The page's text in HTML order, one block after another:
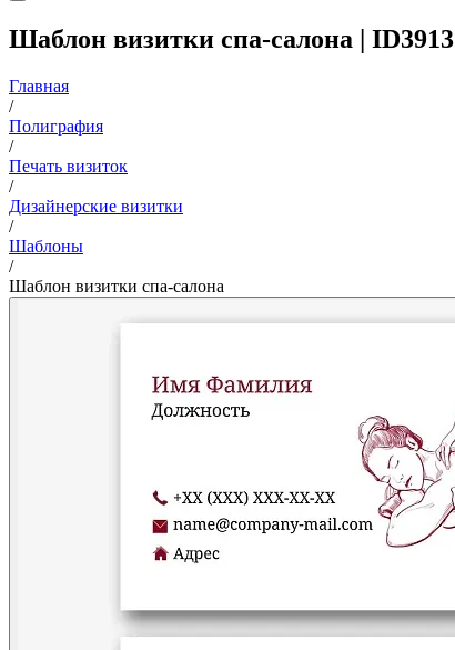
Шаблон визитки спа-салона | ID3913
Главная
/
Полиграфия
/
Печать визиток
/
Дизайнерские визитки
/
Шаблоны
/
Шаблон визитки спа-салона